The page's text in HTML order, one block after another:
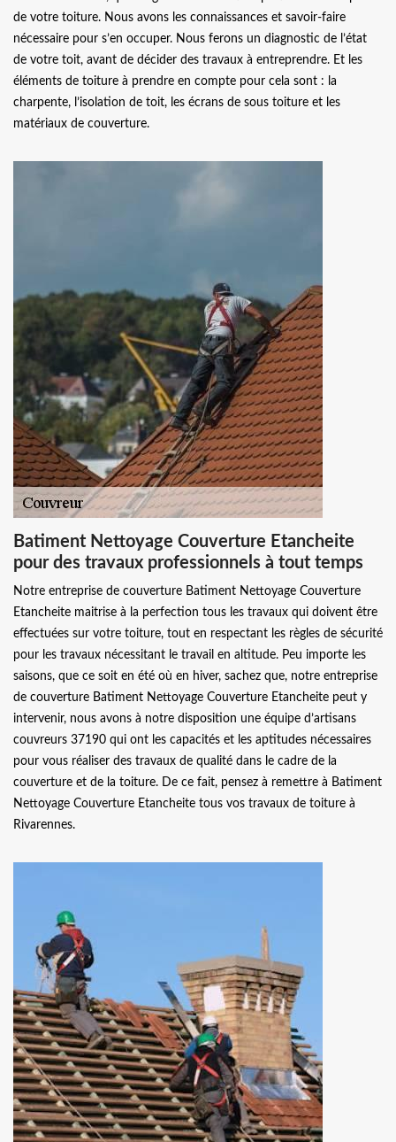
de votre toiture. Nous avons les connaissances et savoir-faire
nécessaire pour s’en occuper. Nous ferons un diagnostic de l’état
de votre toit, avant de décider des travaux à entreprendre. Et les
éléments de toiture à prendre en compte pour cela sont : la
charpente, l’isolation de toit, les écrans de sous toiture et les
matériaux de couverture.
Batiment Nettoyage Couverture Etancheite
pour des travaux professionnels à tout temps
Notre entreprise de couverture Batiment Nettoyage Couverture
Etancheite maitrise à la perfection tous les travaux qui doivent être
effectuées sur votre toiture, tout en respectant les règles de sécurité
pour les travaux nécessitant le travail en altitude. Peu importe les
saisons, que ce soit en été où en hiver, sachez que, notre entreprise
de couverture Batiment Nettoyage Couverture Etancheite peut y
intervenir, nous avons à notre disposition une équipe d’artisans
couvreurs 37190 qui ont les capacités et les aptitudes nécessaires
pour vous réaliser des travaux de qualité dans le cadre de la
couverture et de la toiture. De ce fait, pensez à remettre à Batiment
Nettoyage Couverture Etancheite tous vos travaux de toiture à
Rivarennes.